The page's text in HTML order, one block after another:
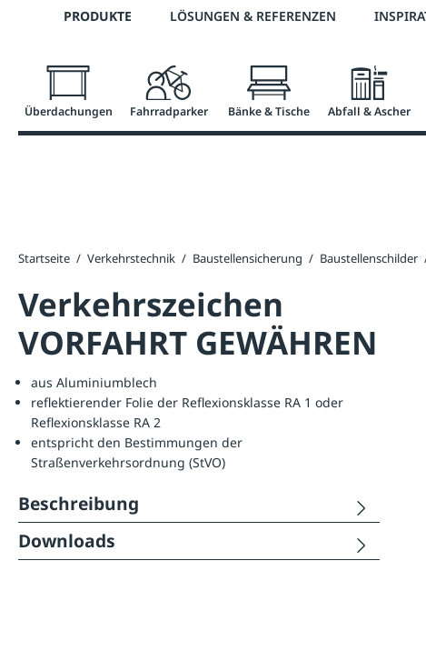
Zur Hauptnavigation springen
Telefon: 0800 / 100 49 02
PRODUKTE LÖSUNGEN & REFERENZEN
Überdachungen Fahrradparker Bänke & Tische Abfall & Ascher
Startseite / Verkehrstechnik / Baustellensicherung / Baustellenschilder
Verkehrszeichen
VORFAHRT GEWÄHREN
aus Aluminiumblech
reflektierender Folie der Reflexionsklasse RA 1 oder
Reflexionsklasse RA 2
entspricht den Bestimmungen der
Straßenverkehrsordnung (StVO)
Beschreibung
Downloads